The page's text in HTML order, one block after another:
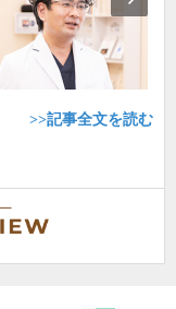
>>記事全文を読む